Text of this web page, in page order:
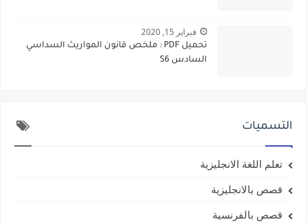
فبراير 15, 2020
تحميل PDF : ملخص قانون المواريث السداسي
السادس S6
التسميات
تعلم اللغة الانجليزية
قصص بالانجليزية
قصص بالفرنسية